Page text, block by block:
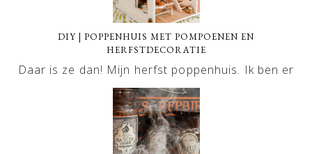
DIY | POPPENHUIS MET POMPOENEN EN
HERFSTDECORATIE
Daar is ze dan! Mijn herfst poppenhuis. Ik ben er